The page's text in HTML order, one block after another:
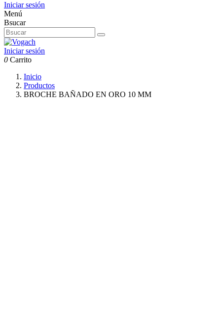
Iniciar sesión
Menú
Bsucar
Iniciar sesión
0 Carrito
Inicio
Productos
BROCHE BAÑADO EN ORO 10 MM